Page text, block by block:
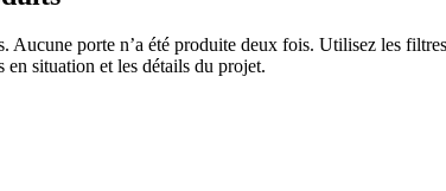
Aucune porte n’a été produite deux fois. Utilisez les
situation et les détails du projet.